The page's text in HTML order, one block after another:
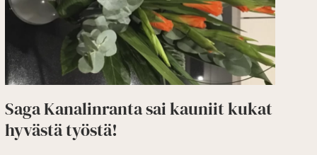
Saga Kanalinranta sai kauniit kukat
hyvästä työstä!